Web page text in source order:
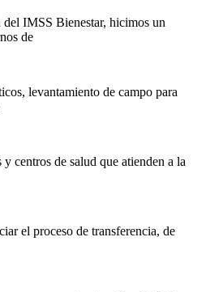
IMSS Bienestar, hicimos un
de
levantamiento de campo para
centros de salud que atienden a la
el proceso de transferencia, de